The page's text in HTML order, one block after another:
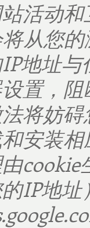
活动
从您
IP地址与
置，阻
将妨
安装
cookie
IP地址